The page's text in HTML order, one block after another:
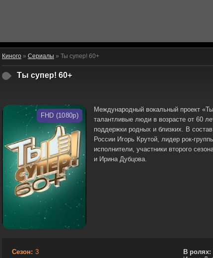
Киного » Сериалы » Ты супер! 60+
Ты супер! 60+
FHD (1080p)
Международный вокальный проект
талантливые люди в возрасте от 60
поддержки родных и близких. В
России Игорь Крутой, лидер рок-
исполнители, участники второго
и Ирина Дубцова.
Сезон: 3
В ролях: